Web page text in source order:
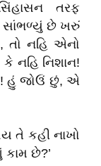
તરફ
સાંભળ્યું છે ખરું
નહિ એનો
કે નહિ નિશાન!
હું જોઉં છું, એ
તે કહી નાખો
છે?’